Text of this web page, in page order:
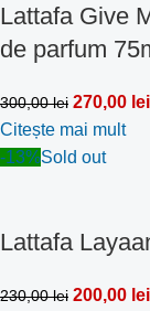
Lattafa Give
de parfum
300,00lei 270,00 lei
Citește mai mult
-13%Sold out
Lattafa
230,00lei 200,00 lei